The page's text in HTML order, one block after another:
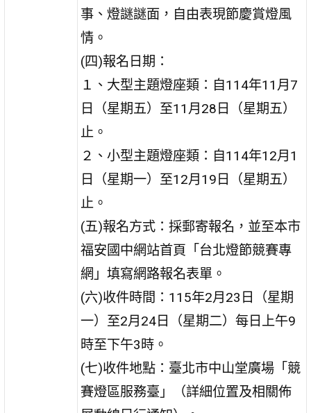
事、燈謎謎面，自由表現節慶賞燈風
情。
(四)報名日期：
１、大型主題燈座類：自114年11月7
日（星期五）至11月28日（星期五）
止。
２、小型主題燈座類：自114年12月1
日（星期一）至12月19日（星期五）
止。
(五)報名方式：採郵寄報名，並至本市
福安國中網站首頁「台北燈節競賽專
網」填寫網路報名表單。
(六)收件時間：115年2月23日（星期
一）至2月24日（星期二）每日上午9
時至下午3時。
(七)收件地點：臺北市中山堂廣場「競
賽燈區服務臺」（詳細位置及相關佈